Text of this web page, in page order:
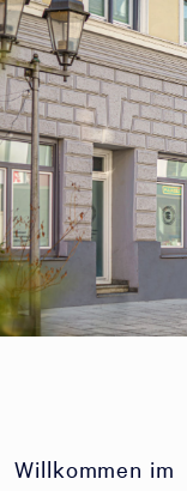
Willkommen im